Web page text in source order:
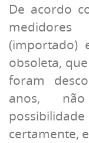
De acordo
(importado)
obsoleta,
foram
anos,
certamente,